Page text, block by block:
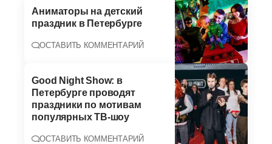
Аниматоры на детский
праздник в Петербурге
ОСТАВИТЬ КОММЕНТАРИЙ
Good Night Show: в
Петербурге проводят
праздники по мотивам
популярных ТВ-шоу
ОСТАВИТЬ КОММЕНТАРИЙ